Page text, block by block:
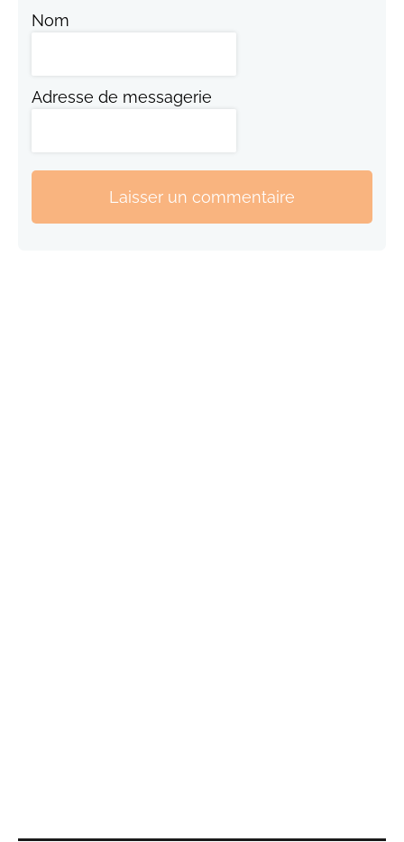
Nom
Adresse de messagerie
Laisser un commentaire